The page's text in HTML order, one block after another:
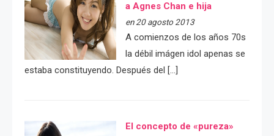
a Agnes Chan e hija
en 20 agosto 2013
A comienzos de los años 70s
la débil imágen idol apenas se
estaba constituyendo. Después del […]
El concepto de «pureza»